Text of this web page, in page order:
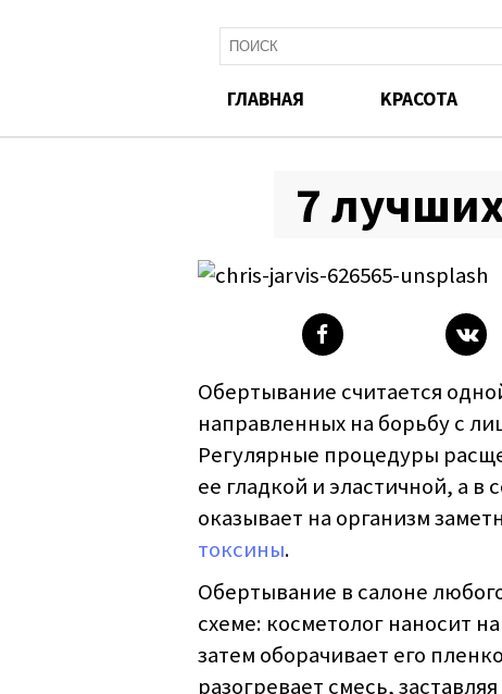
ГЛАВНАЯ KРАСОТА
7
Обертывание считается
направленных на борьбу с
Регулярные процедуры
ее гладкой и эластичной, а
оказывает на организм
токсины.
Обертывание в салоне
схеме: косметолог наносит
затем оборачивает его
разогревает смесь,